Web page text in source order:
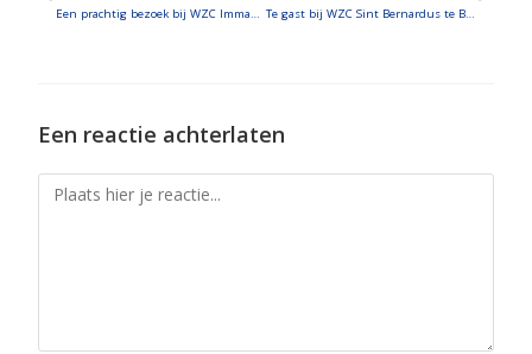
Te gast bij WZC Sint Bernardus te Bertem
Een reactie achterlaten